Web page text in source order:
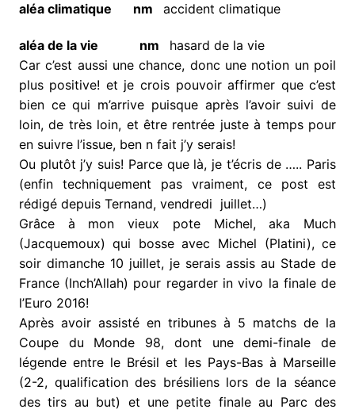
aléa climatique nm accident climatique
aléa de la vie nm
hasard de la vie
Car c’est aussi une chance, donc une notion un poil
plus positive! et je crois pouvoir affirmer que c’est
bien ce qui m’arrive puisque après l’avoir suivi de
loin, de très loin, et être rentrée juste à temps pour
en suivre l’issue, ben n fait j’y serais!
Ou plutôt j’y suis! Parce que là, je t’écris de ….. Paris
(enfin techniquement pas vraiment, ce post est
rédigé depuis Ternand, vendredi juillet…)
Grâce à mon vieux pote Michel, aka Much
(Jacquemoux) qui bosse avec Michel (Platini), ce
soir dimanche 10 juillet, je serais assis au Stade de
France (Inch’Allah) pour regarder in vivo la finale de
l’Euro 2016!
Après avoir assisté en tribunes à 5 matchs de la
Coupe du Monde 98, dont une demi-finale de
légende entre le Brésil et les Pays-Bas à Marseille
(2-2, qualification des brésiliens lors de la séance
des tirs au but) et une petite finale au Parc des